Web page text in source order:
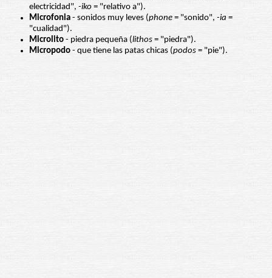
electricidad", -iko = "relativo a").
Microfonia - sonidos muy leves (phone = "sonido", -ia =
"cualidad").
Microlito - piedra pequeña (lithos = "piedra").
Micropodo - que tiene las patas chicas (podos = "pie").